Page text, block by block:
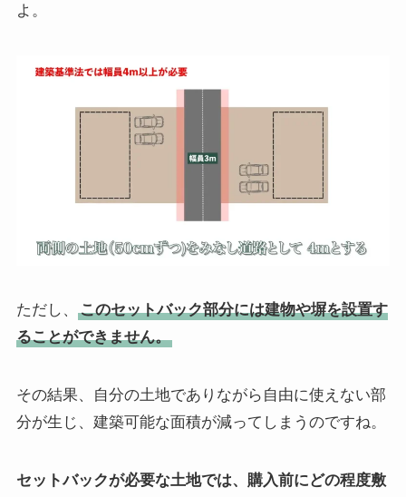
よ。
ただし、
このセットバック部分には建物や塀を設置す
ることができません。
その結果、自分の土地でありながら自由に使えない部
分が生じ、建築可能な面積が減ってしまうのですね。
セットバックが必要な土地では、購入前にどの程度敷